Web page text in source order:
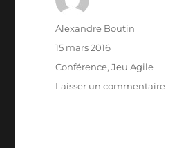
Auteur
Alexandre Boutin
Publié
15 mars 2016
Catégories
Conférence,Jeu Agile
Laisser un commentairesur